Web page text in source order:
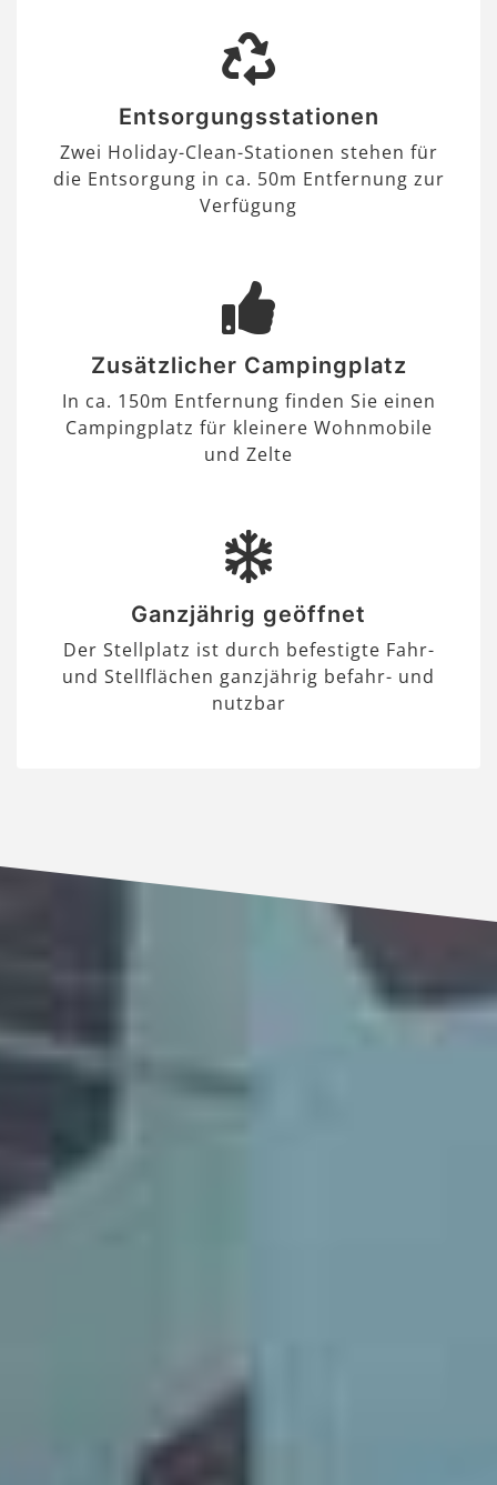
Entsorgungsstationen
Zwei Holiday-Clean-Stationen stehen für
die Entsorgung in ca. 50m Entfernung zur
Verfügung
Zusätzlicher Campingplatz
In ca. 150m Entfernung finden Sie einen
Campingplatz für kleinere Wohnmobile
und Zelte
Ganzjährig geöffnet
Der Stellplatz ist durch befestigte Fahr-
und Stellflächen ganzjährig befahr- und
nutzbar